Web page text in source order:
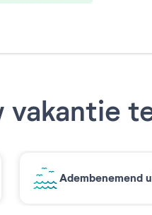
vakantie
Adembenemend